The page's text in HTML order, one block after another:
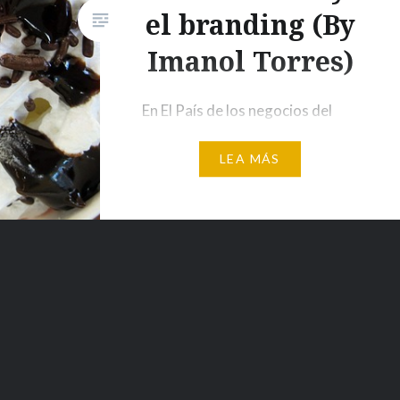
el branding (By
Imanol Torres)
En El País de los negocios del
publicó un artículo sobre el
LEA MÁS